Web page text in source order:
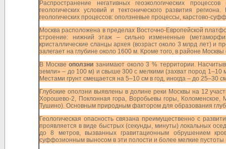
Распространение негативных геоэкологических
геологических условий и тектонического развития
геологических процессов: оползневые процессы, карстово-
Москва расположена в пределах Восточно-Европейской
строение: нижний этаж – сильно измененные
кристаллические сланцы архея (возраст около 3 млрд лет) и
залегает на глубине около 1600 м. Кроме того, в районе
В Москвеоползни занимают около 3 % территории.
земли» – до 100 м) и свыше 300 с мелкими (захват пород
Местами грунт смещается на 5–10 см в год, иногда – до 25–30
Глубокие оползни выявлены в долине реки Москвы на 12
Хорошево-2, Поклонная гора, Воробьевы горы, Коломенское,
Тушино). Основным природным фактором для образования
Геологическая опасность связана преимущественно с
проявляется в виде быстрых (секунды, минуты) локальных
до 8 метров, вызванных гравитационным обрушением
суффозионным выносом в эти полости и более мелкие